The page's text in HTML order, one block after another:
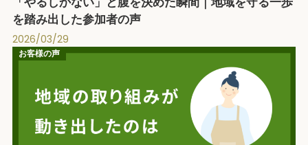
を踏み出した参加者の声
2026/03/29
お客様の声